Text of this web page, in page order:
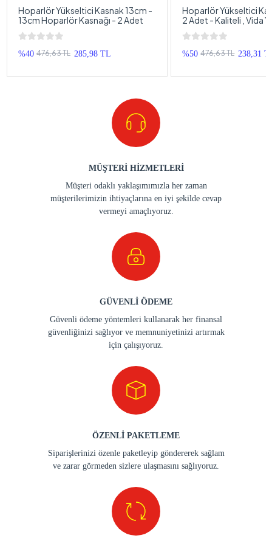
Hoparlör Yükseltici Kasnak 13cm -
13cm Hoparlör Kasnağı - 2 Adet
%40 476,63 TL 285,98 TL
Hoparlör Yükseltici
2 Adet - Kaliteli , Vida
13cm Hoparlör
%50 476,63 TL 238,31
MÜŞTERİ HİZMETLERİ
Müşteri odaklı yaklaşımımızla her zaman
müşterilerimizin ihtiyaçlarına en iyi şekilde cevap
vermeyi amaçlıyoruz.
GÜVENLİ ÖDEME
Güvenli ödeme yöntemleri kullanarak her finansal
güvenliğinizi sağlıyor ve memnuniyetinizi artırmak
için çalışıyoruz.
ÖZENLİ PAKETLEME
Siparişlerinizi özenle paketleyip göndererek sağlam
ve zarar görmeden sizlere ulaşmasını sağlıyoruz.